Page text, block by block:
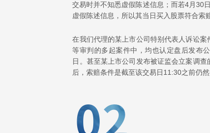
交易时并不知悉虚假陈述信息；而若4月30
虚假陈述信息，所以其当日买入股票符合索
在我们代理的某上市公司特别代表人诉讼
等审判的多起案件中，均也认定盘后发布
日。甚至某上市公司发布被证监会立案调
后，索赔条件是截至该交易日11:30之前仍